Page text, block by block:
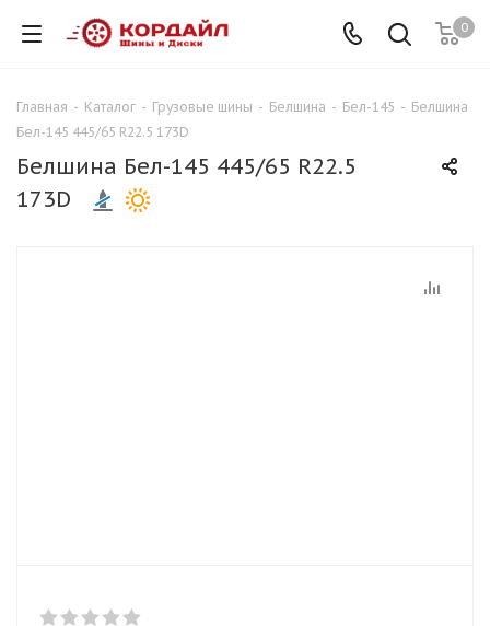
0
Главная - Каталог - Грузовые шины - Белшина - Бел-145 - Белшина
Бел-145 445/65 R22.5 173D
Белшина Бел-145 445/65 R22.5
173D